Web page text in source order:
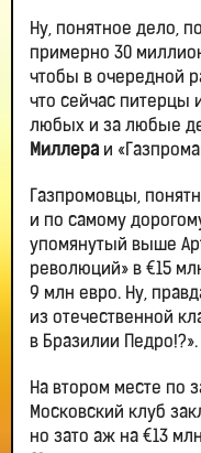
Ну, понятное дело,
примерно 30
чтобы в очередной
что сейчас питерцы
любых и за любые
Миллера и
Газпромовцы,
и по самому
упомянутый выше
революций» в €15
9 млн евро. Ну,
из отечественной
в Бразилии Педро!?».
На втором месте по
Московский клуб
но зато аж на €13